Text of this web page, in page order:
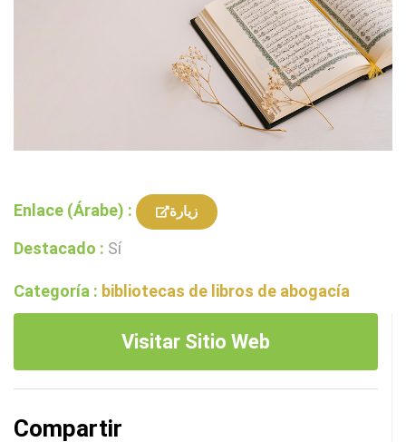
Enlace (Árabe) : زيارة
Destacado : Sí
Categoría : bibliotecas de libros de abogacía
Visitar Sitio Web
Compartir